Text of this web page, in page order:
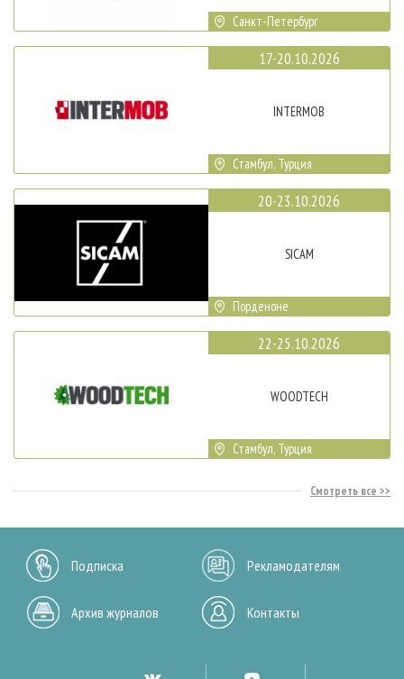
Санкт-Петербург
17-20.10.2026
INTERMOB
Стамбул, Турция
20-23.10.2026
SICAM
Порденоне
22-25.10.2026
WOODTECH
Стамбул, Турция
Смотреть все
Подписка Рекламодателям
Архив журналов Контакты